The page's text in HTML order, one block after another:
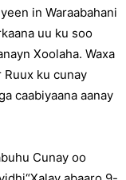
in Waraabahani
uu ku soo
Xoolaha. Waxa
ku cunay
caabiyaana aanay
Cunay oo